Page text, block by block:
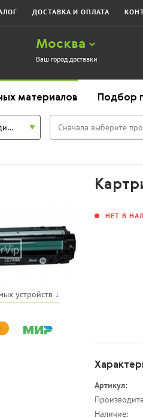
ДОСТАВКА И ОПЛАТА
Москва
Ваш город доставки
материалов Подбор
Выберите производителя Сначала выберите
устройств ↓
НЕТ В
Артикул:
Наличие: